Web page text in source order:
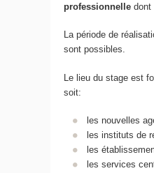
professionnelle dont
La période de
sont possibles.
Le lieu du stage est
soit:
les nouvelles
les instituts de
les
les services